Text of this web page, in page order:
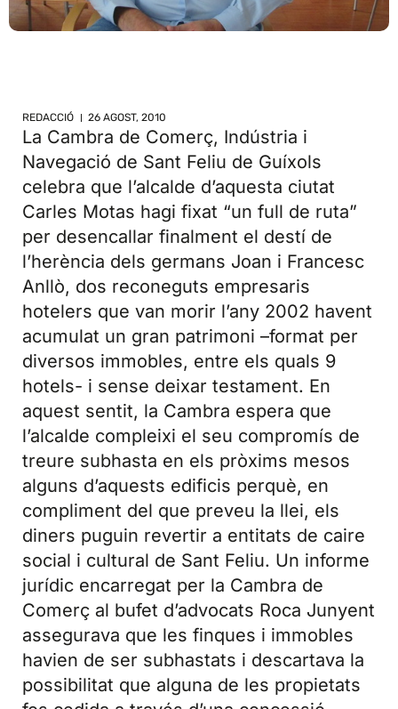
REDACCIÓ 26 AGOST, 2010
La Cambra de Comerç, Indústria i
Navegació de Sant Feliu de Guíxols
celebra que l’alcalde d’aquesta ciutat
Carles Motas hagi fixat “un full de ruta”
per desencallar finalment el destí de
l’herència dels germans Joan i Francesc
Anllò, dos reconeguts empresaris
hotelers que van morir l’any 2002 havent
acumulat un gran patrimoni –format per
diversos immobles, entre els quals 9
hotels- i sense deixar testament. En
aquest sentit, la Cambra espera que
l’alcalde compleixi el seu compromís de
treure subhasta en els pròxims mesos
alguns d’aquests edificis perquè, en
compliment del que preveu la llei, els
diners puguin revertir a entitats de caire
social i cultural de Sant Feliu. Un informe
jurídic encarregat per la Cambra de
Comerç al bufet d’advocats Roca Junyent
assegurava que les finques i immobles
havien de ser subhastats i descartava la
possibilitat que alguna de les propietats